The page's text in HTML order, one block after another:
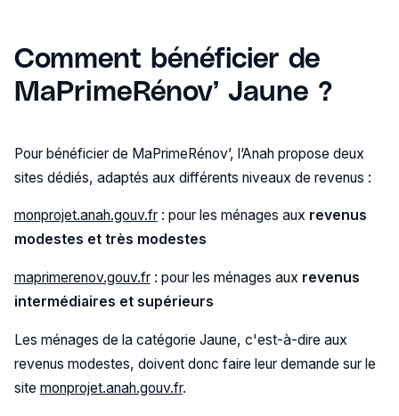
Comment bénéficier de
MaPrimeRénov’ Jaune ?
Pour bénéficier de MaPrimeRénov’, l’Anah propose deux
sites dédiés, adaptés aux différents niveaux de revenus :
monprojet.anah.gouv.fr: pour les ménages aux revenus
modestes et très modestes
‍maprimerenov.gouv.fr: pour les ménages aux revenus
intermédiaires et supérieurs
Les ménages de la catégorie Jaune, c'est-à-dire aux
revenus modestes, doivent donc faire leur demande sur le
site‍ monprojet.anah.gouv.fr.